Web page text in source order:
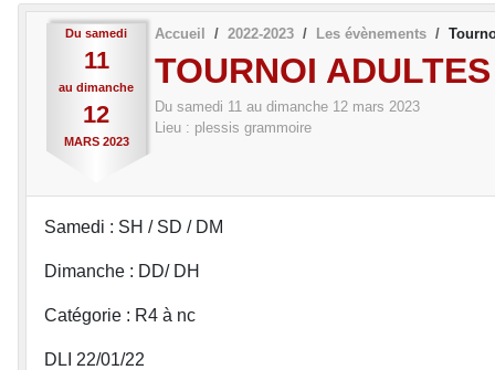
Du samedi
11
au dimanche
12
MARS 2023
Accueil 2022-2023 Les évènements
TOURNOI
Du samedi 11 au dimanche 12 mars 2023
Lieu : plessis grammoire
Samedi : SH / SD / DM
Dimanche : DD/ DH
Catégorie : R4 à nc
DLI 22/01/22